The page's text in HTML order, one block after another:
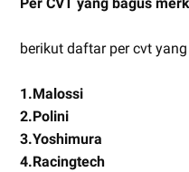
Per CVT yang bagus
berikut daftar per cvt
1.Malossi
2.Polini
3.Yoshimura
4.Racingtech